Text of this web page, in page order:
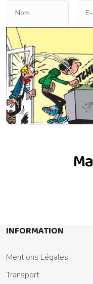
Ma
INFORMATION
Mentions Légales
Transport